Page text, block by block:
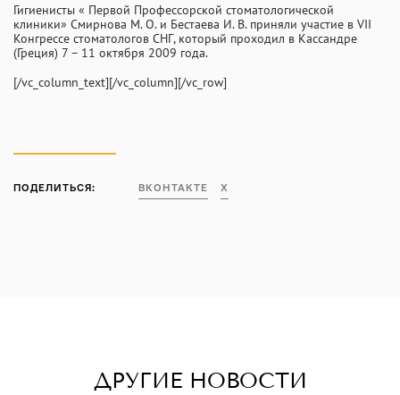
Гигиенисты « Первой Профессорской стоматологической
клиники» Смирнова М. О. и Бестаева И. В. приняли участие в VII
Конгрессе стоматологов СНГ, который проходил в Кассандре
(Греция) 7 – 11 октября 2009 года.
[/vc_column_text][/vc_column][/vc_row]
ПОДЕЛИТЬСЯ: ВКОНТАКТЕ X
ДРУГИЕ НОВОСТИ